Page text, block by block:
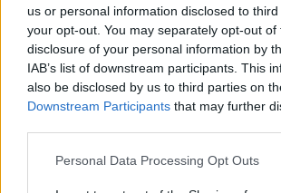
us or personal information disclosed to
your opt-out. You may separately opt-out of
disclosure of your personal information by
IAB’s list of downstream participants. This
also be disclosed by us to third parties on
Downstream Participants that may further
Please note that this website/app uses one
Personal Data Processing Opt Outs